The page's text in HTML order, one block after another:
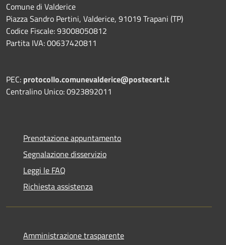
Comune di Valderice
Piazza Sandro Pertini, Valderice, 91019 Trapani (TP)
Codice Fiscale: 93008050812
Partita IVA: 00637420811
PEC: protocollo.comunevalderice@postecert.it
Centralino Unico: 0923892011
Prenotazione appuntamento
Segnalazione disservizio
Leggi le FAQ
Richiesta assistenza
Amministrazione trasparente